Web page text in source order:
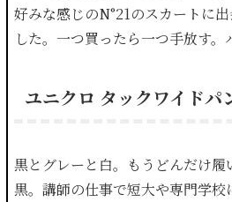
好みな感じのN°21のスカートに
した。一つ買ったら一つ手放す。
ユニクロ タックワイドパ
黒とグレーと白。もうどんだけ
黒。講師の仕事で短大や専門学校